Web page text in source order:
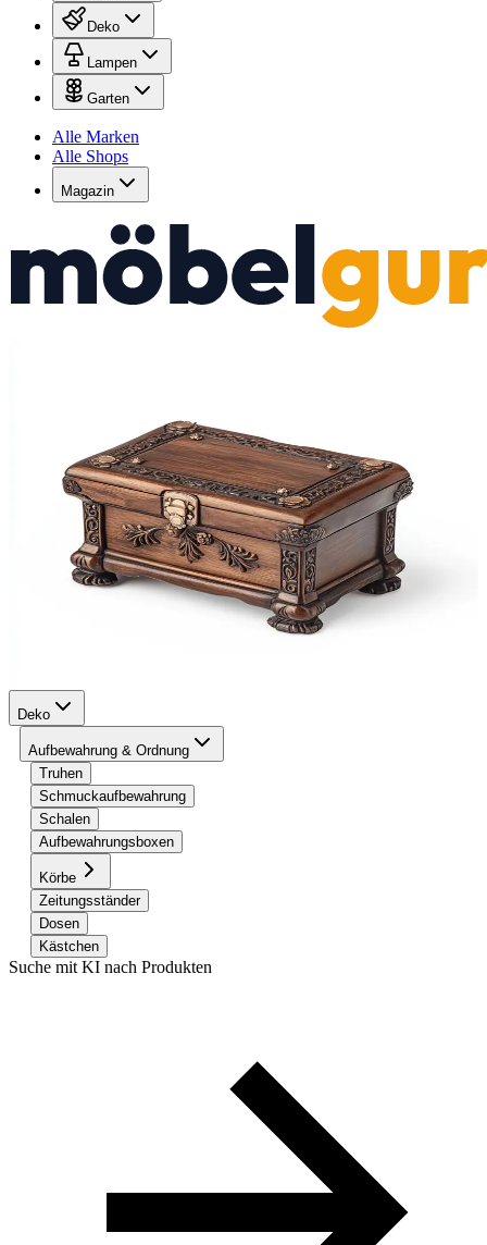
Deko
Lampen
Garten
Alle Marken
Alle Shops
Magazin
Deko
Aufbewahrung & Ordnung
Truhen
Schmuckaufbewahrung
Schalen
Aufbewahrungsboxen
Körbe
Zeitungsständer
Dosen
Kästchen
Suche mit KI nach Produkten